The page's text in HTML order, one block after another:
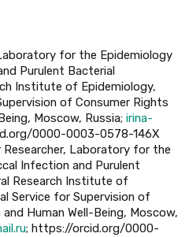
for the Epidemiology
Purulent Bacterial
Institute of Epidemiology,
of Consumer Rights
Moscow, Russia; irina-
0000-0003-0578-146X
Researcher, Laboratory for the
Infection and Purulent
Research Institute of
Service for Supervision of
Human Well-Being, Moscow,
; https://orcid.org/0000-